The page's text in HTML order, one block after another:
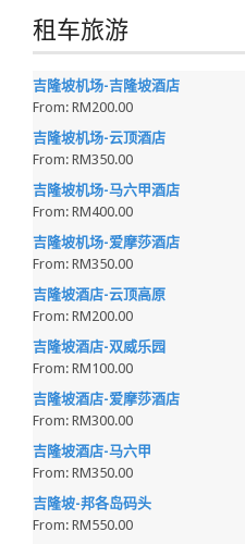
租车旅游
吉隆坡机场-吉隆坡酒店
From: RM200.00
吉隆坡机场-云顶酒店
From: RM350.00
吉隆坡机场-马六甲酒店
From: RM400.00
吉隆坡机场-爱摩莎酒店
From: RM350.00
吉隆坡酒店-云顶高原
From: RM200.00
吉隆坡酒店-双威乐园
From: RM100.00
吉隆坡酒店-爱摩莎酒店
From: RM300.00
吉隆坡酒店-马六甲
From: RM350.00
吉隆坡-邦各岛码头
From: RM550.00